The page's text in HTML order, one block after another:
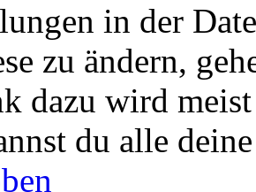
in der
zu ändern,
dazu wird
du alle